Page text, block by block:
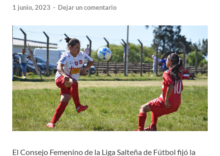
1 junio, 2023 - Dejar un comentario
El Consejo Femenino de la Liga Salteña de Fútbol fijó la